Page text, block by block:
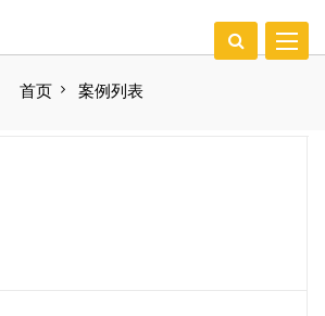
Toggle
EN
首页 案例列表